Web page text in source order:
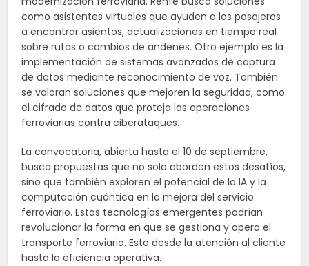
como asistentes virtuales que ayuden a los pasajeros
a encontrar asientos, actualizaciones en tiempo real
sobre rutas o cambios de andenes. Otro ejemplo es la
implementación de sistemas avanzados de captura
de datos mediante reconocimiento de voz. También
se valoran soluciones que mejoren la seguridad, como
el cifrado de datos que proteja las operaciones
ferroviarias contra ciberataques.
La convocatoria, abierta hasta el 10 de septiembre,
busca propuestas que no solo aborden estos desafíos,
sino que también exploren el potencial de la IA y la
computación cuántica en la mejora del servicio
ferroviario. Estas tecnologías emergentes podrían
revolucionar la forma en que se gestiona y opera el
transporte ferroviario. Esto desde la atención al cliente
hasta la eficiencia operativa.